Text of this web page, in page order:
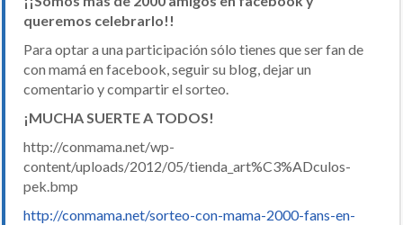
queremos celebrarlo!!
Para optar a una participación sólo tienes que ser fan de
con mamá en facebook, seguir su blog, dejar un
comentario y compartir el sorteo.
¡MUCHA SUERTE A TODOS!
http://conmama.net/wp-
content/uploads/2012/05/tienda_art%C3%ADculos-
pek.bmp
http://conmama.net/sorteo-con-mama-2000-fans-en-